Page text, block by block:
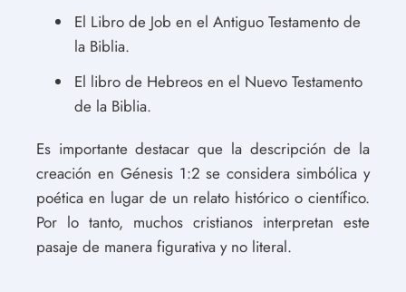
El Libro de Job en el Antiguo Testamento de
la Biblia.
El libro de Hebreos en el Nuevo Testamento
de la Biblia.
Es importante destacar que la descripción de la
creación en Génesis 1:2 se considera simbólica y
poética en lugar de un relato histórico o científico.
Por lo tanto, muchos cristianos interpretan este
pasaje de manera figurativa y no literal.